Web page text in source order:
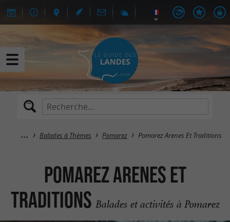
Balades à Thèmes Pomarez Pomarez Arenes Et Traditions
Pomarez Arenes Et
Traditions Balades et activités à Pomarez